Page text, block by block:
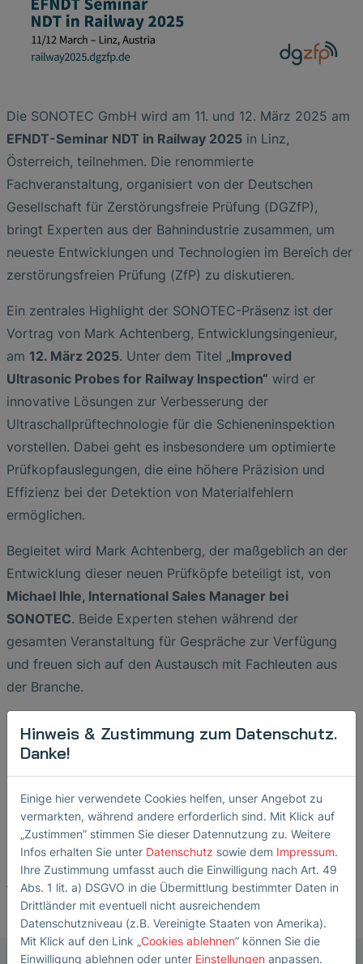
Die SONOTEC GmbH wird am 11. und 12. März 2025 am
EFNDT-Seminar NDT in Railway 2025 in Linz,
Österreich, teilnehmen. Die renommierte
Fachveranstaltung, organisiert von der Deutschen
Gesellschaft für Zerstörungsfreie Prüfung (DGZfP),
bringt Experten aus der Bahnindustrie zusammen, um
neueste Entwicklungen und Technologien im Bereich der
zerstörungsfreien Prüfung (ZfP) zu diskutieren.
Ein zentrales Highlight der SONOTEC-Präsenz ist der
Vortrag von Mark Achtenberg, Entwicklungsingenieur,
am 12. März 2025. Unter dem Titel „Improved
Ultrasonic Probes for Railway Inspection“ wird er
innovative Lösungen zur Verbesserung der
Ultraschallprüftechnologie für die Schieneninspektion
vorstellen. Dabei geht es insbesondere um optimierte
Prüfkopfauslegungen, die eine höhere Präzision und
Effizienz bei der Detektion von Materialfehlern
ermöglichen.
Begleitet wird Mark Achtenberg, der maßgeblich an der
Entwicklung dieser neuen Prüfköpfe beteiligt ist, von
Michael Ihle, International Sales Manager bei
SONOTEC. Beide Experten stehen während der
gesamten Veranstaltung für Gespräche zur Verfügung
und freuen sich auf den Austausch mit Fachleuten aus
der Branche.
unterstreicht SONOTEC ihr Engagement für die
im Bahnbereich und ihre enge Zusammenarbeit mit
Kunden und Partnern weltweit.
Zurück zur Übersicht
Hinweis & Zustimmung zum Datenschutz.
Danke!
Einige hier verwendete Cookies helfen, unser Angebot zu
vermarkten, während andere erforderlich sind. Mit Klick auf
„Zustimmen” stimmen Sie dieser Datennutzung zu. Weitere
Infos erhalten Sie unter Datenschutz sowie dem Impressum.
Ihre Zustimmung umfasst auch die Einwilligung nach Art. 49
Abs. 1 lit. a) DSGVO in die Übermittlung bestimmter Daten in
Drittländer mit eventuell nicht ausreichendem
Datenschutzniveau (z.B. Vereinigte Staaten von Amerika).
Mit Klick auf den Link „Cookies ablehnen” können Sie die
Einwilligung ablehnen oder unter Einstellungen anpassen.